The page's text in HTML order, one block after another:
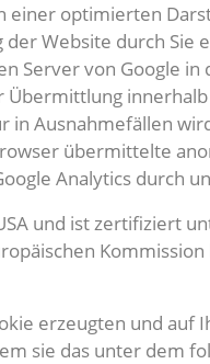
optimierten
Website durch
Server von Google
Ausnahmefällen
übermittelte
Analytics durch
und ist zertifiziert
erzeugten und
sie das unter dem